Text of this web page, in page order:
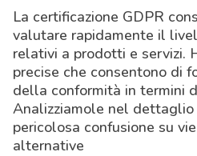
La certificazione GDPR
valutare rapidamente il
relativi a prodotti e servizi.
precise che consentono di
della conformità in termini
Analizziamole nel dettaglio
pericolosa confusione su
alternative